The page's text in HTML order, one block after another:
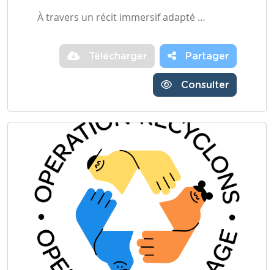
À travers un récit immersif adapté …
Télécharger Partager
Consulter